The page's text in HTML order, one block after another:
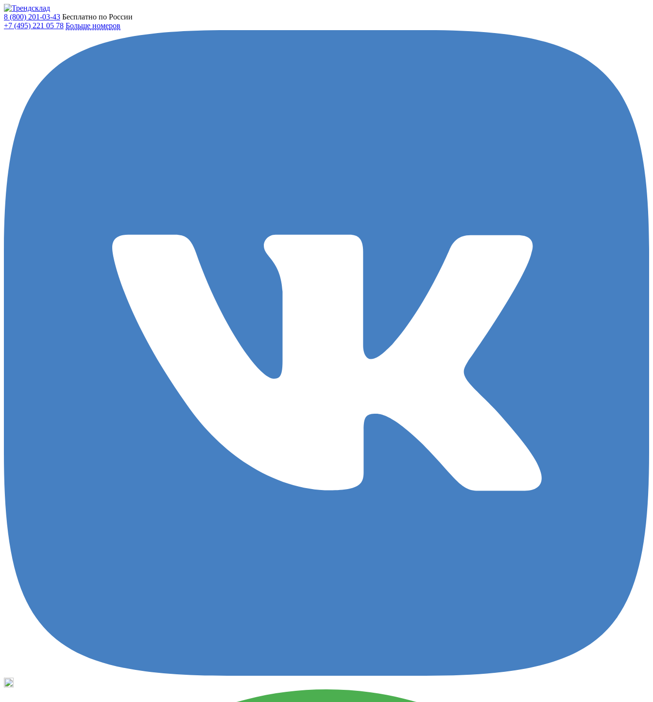
8 (800) 201-03-43 Бесплатно по России
+7 (495) 221 05 78 Больше номеров